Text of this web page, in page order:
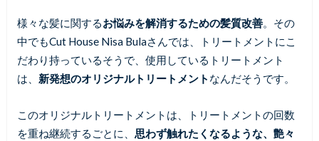
様々な髪に関するお悩みを解消するための髪質改善。その
中でもCut House Nisa Bulaさんでは、トリートメントにこ
だわり持っているそうで、使用しているトリートメント
は、 新発想のオリジナルトリートメント なんだそうです。
このオリジナルトリートメントは、トリートメントの回数
を重ね継続するごとに、 思わず触れたくなるような、艶々